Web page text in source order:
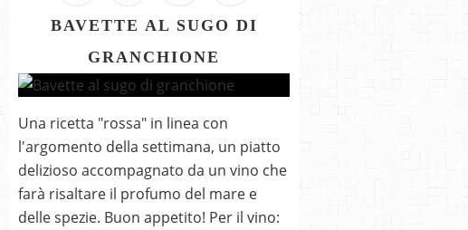
BAVETTE AL SUGO DI
GRANCHIONE
Una ricetta "rossa" in linea con
l'argomento della settimana, un piatto
delizioso accompagnato da un vino che
farà risaltare il profumo del mare e
delle spezie. Buon appetito! Per il vino: